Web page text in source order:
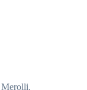
Merolli.